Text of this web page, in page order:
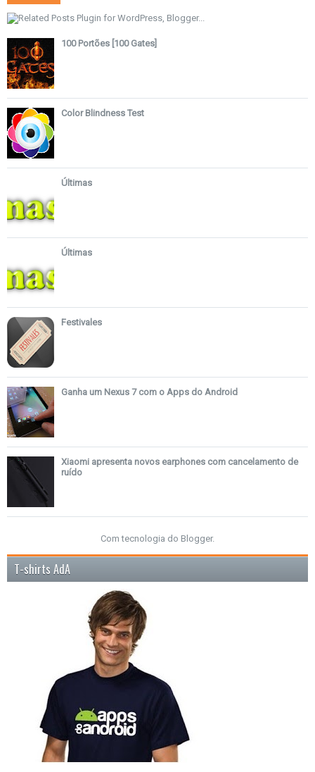
100 Portões [100 Gates]
Color Blindness Test
Últimas
Últimas
Festivales
Ganha um Nexus 7 com o Apps do Android
Xiaomi apresenta novos earphones com cancelamento de
ruído
Com tecnologia do Blogger.
T-shirts AdA